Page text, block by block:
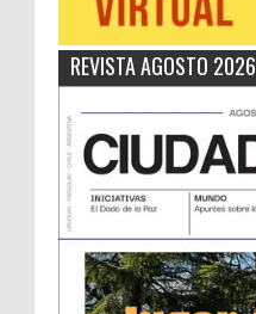
REVISTA AGOSTO 2026